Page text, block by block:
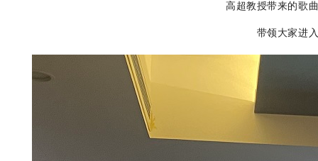
高超教授带来的歌
带领大家进